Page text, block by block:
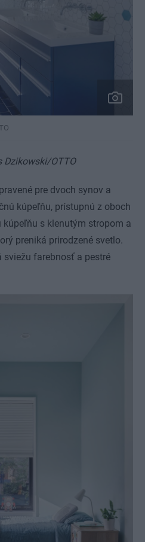
Dzikowski/OTTO
pre dvoch synov a
kúpeľňu, prístupnú z oboch
kúpeľňu s klenutým stropom a
preniká prirodzené svetlo.
sviežu farebnosť a pestré